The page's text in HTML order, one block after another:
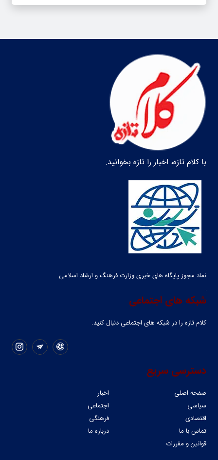
با کلام تازه، اخبار را تازه بخوانید.
نماد مجوز پایگاه های خبری وزارت فرهنگ و ارشاد اسلامی
شبکه های اجتماعی
کلام تازه را در شبکه ‌های اجتماعی دنبال کنید.
دسترسی سریع
صفحه اصلی
اخبار
سیاسی
اجتماعی
اقتصادی
فرهنگی
تماس با ما
درباره ما
قوانین و مقررات